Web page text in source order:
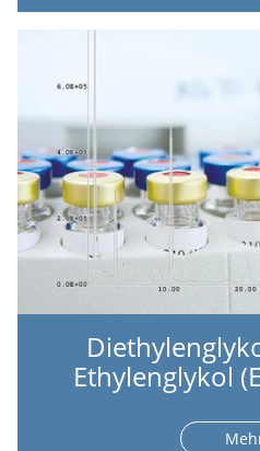
Ethylenglykol